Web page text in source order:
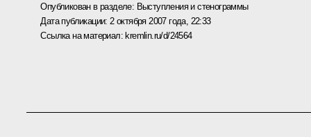
Опубликован в разделе: Выступления и стенограммы
Дата публикации: 2 октября 2007 года, 22:33
Ссылка на материал:kremlin.ru/d/24564